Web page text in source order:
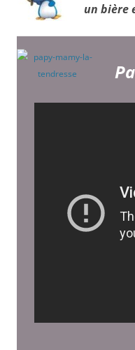
un bière